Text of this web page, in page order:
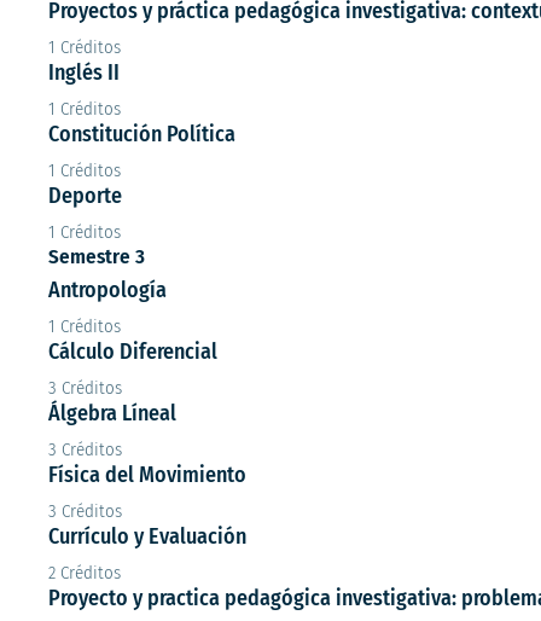
Proyectos y práctica pedagógica investigativa:
1 Créditos
Inglés II
1 Créditos
Constitución Política
1 Créditos
Deporte
1 Créditos
Semestre 3
Antropología
1 Créditos
Cálculo Diferencial
3 Créditos
Álgebra Líneal
3 Créditos
Física del Movimiento
3 Créditos
Currículo y Evaluación
2 Créditos
Proyecto y practica pedagógica investigativa: